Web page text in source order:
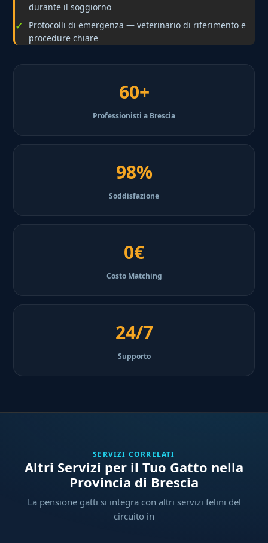
durante il soggiorno
Protocolli di emergenza — veterinario di riferimento e
procedure chiare
60+
Professionisti a Brescia
98%
Soddisfazione
0€
Costo Matching
24/7
Supporto
SERVIZI CORRELATI
Altri Servizi per il Tuo Gatto nella
Provincia di Brescia
La pensione gatti si integra con altri servizi felini del
circuito in